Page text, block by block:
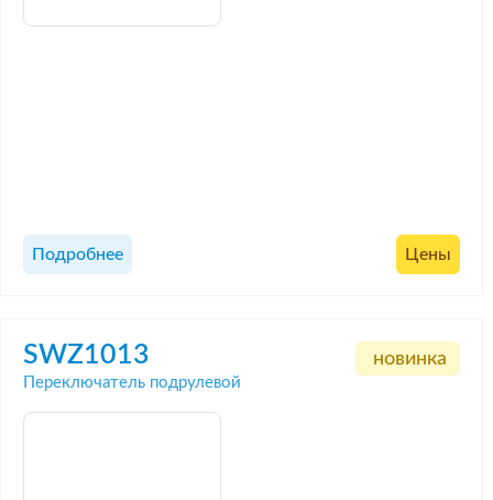
Подробнее Цены
SWZ1013
Переключатель подрулевой
новинка